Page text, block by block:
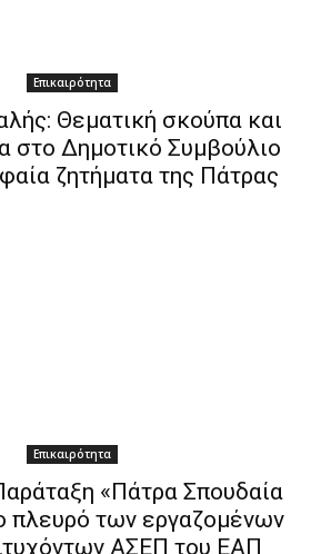
Επικαιρότητα
Θεματική σκούπα και
στο Δημοτικό Συμβούλιο
ζητήματα της Πάτρας
Επικαιρότητα
«Πάτρα Σπουδαία
πλευρό των εργαζομένων
ΑΣΕΠ του ΕΑΠ